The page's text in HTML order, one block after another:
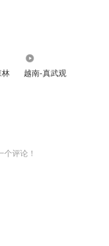
林
越南-真武观
评论！